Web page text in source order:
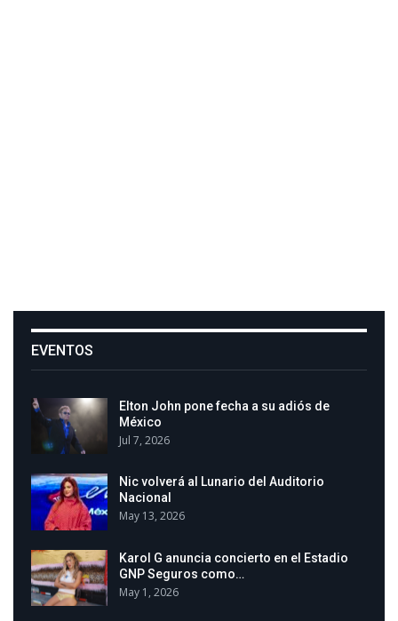
EVENTOS
Elton John pone fecha a su adiós de
México
Jul 7, 2026
Nic volverá al Lunario del Auditorio
Nacional
May 13, 2026
Karol G anuncia concierto en el Estadio
GNP Seguros como…
May 1, 2026